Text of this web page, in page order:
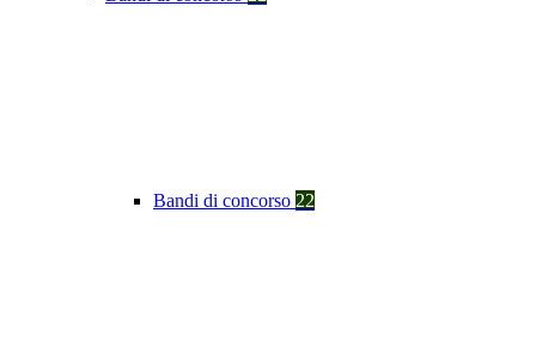
Bandi di concorso 22